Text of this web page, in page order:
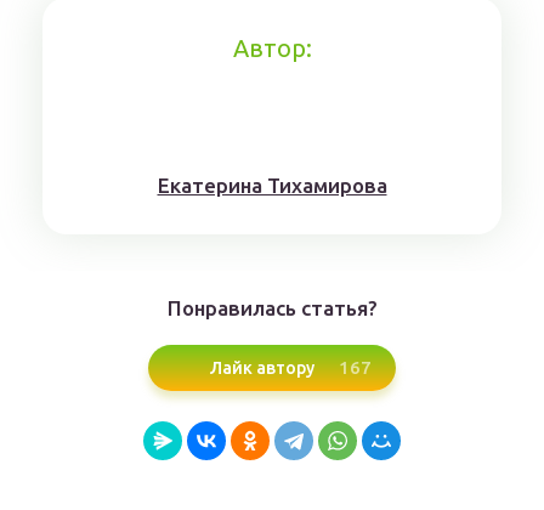
Автор:
Eкaтерина Тихaмировa
Понравилась статья?
Лайк автору 167